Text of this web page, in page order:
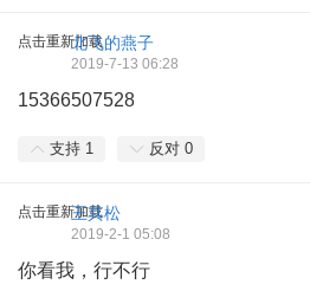
点击重新加载北飞的燕子
2019-7-13 06:28
15366507528
支持 1 反对 0
点击重新加载
王其松
2019-2-1 05:08
你看我，行不行